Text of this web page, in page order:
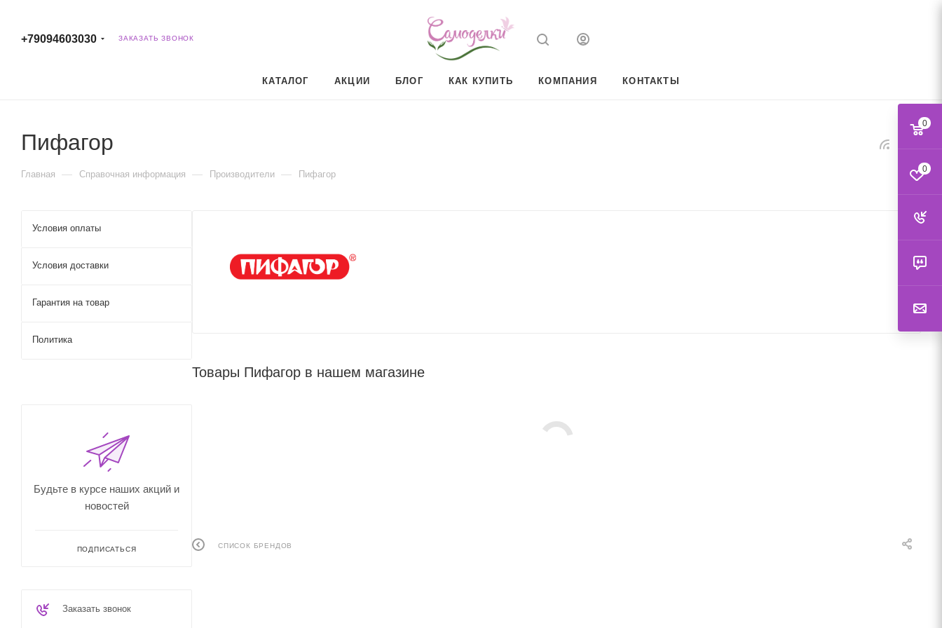
+79094603030 ЗАКАЗАТЬ ЗВОНОК
КАТАЛОГ АКЦИИ БЛОГ КАК КУПИТЬ КОМПАНИЯ КОНТАКТЫ
Пифагор
Главная — Справочная информация — Производители — Пифагор
Товары Пифагор в нашем магазине
СПИСОК БРЕНДОВ
Условия оплаты
Условия доставки
Гарантия на товар
Политика
Будьте в курсе наших акций и
новостей
ПОДПИСАТЬСЯ
Заказать звонок
0
0